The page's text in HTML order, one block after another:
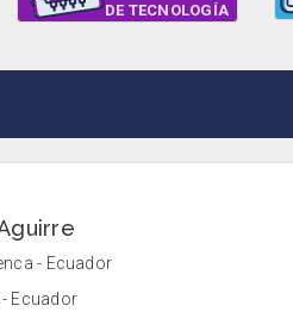
DE TECNOLOGÍA
- Ecuador
- Ecuador